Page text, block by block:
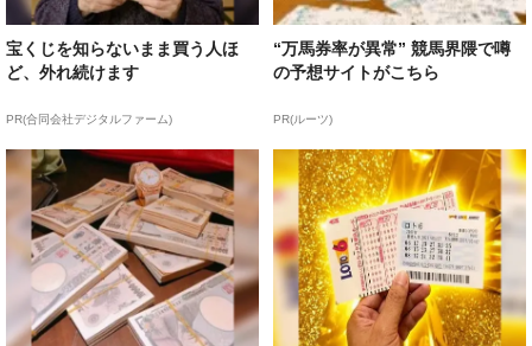
宝くじを知らないまま買う人ほ
ど、外れ続けます
PR(合同会社デジタルファーム)
“万馬券率が異常” 競馬界隈で噂
の予想サイトがこちら
PR(ルーツ)